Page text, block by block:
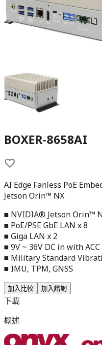
BOXER-8658AI
AI Edge Fanless PoE
Jetson Orin™ NX
■ NVIDIA® Jetson Orin™
■ PoE/PSE GbE LAN x 8
■ Giga LAN x 2
■ 9V ~ 36V DC in with
■ Military Standard
■ IMU, TPM, GNSS
加入比較 加入諮詢
下載
概述